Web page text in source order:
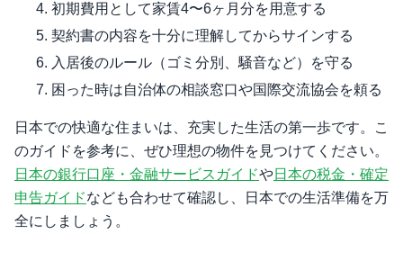
初期費用として家賃4〜6ヶ月分を用意する
契約書の内容を十分に理解してからサインする
入居後のルール（ゴミ分別、騒音など）を守る
困った時は自治体の相談窓口や国際交流協会を頼る
日本での快適な住まいは、充実した生活の第一歩です。こ
のガイドを参考に、ぜひ理想の物件を見つけてください。
日本の銀行口座・金融サービスガイドや日本の税金・確定
申告ガイドなども合わせて確認し、日本での生活準備を万
全にしましょう。